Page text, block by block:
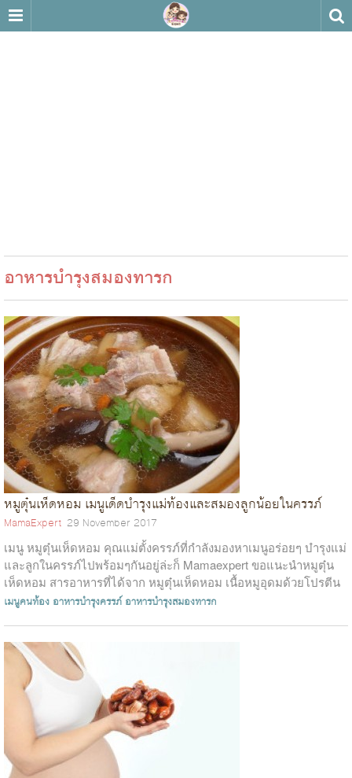
อาหารบำรุงสมองทารก
หมูตุ๋นเห็ดหอม เมนูเด็ดบำรุงแม่ท้องและสมองลูกน้อยในครรภ์
MamaExpert 29 November 2017
เมนู หมูตุ๋นเห็ดหอม คุณแม่ตั้งครรภ์ที่กำลังมองหาเมนูอร่อยๆ บำรุงแม่
และลูกในครรภ์ไปพร้อมๆกันอยู่ล่ะก็ Mamaexpert ขอแนะนำหมูตุ๋น
เห็ดหอม สารอาหารที่ได้จาก หมูตุ๋นเห็ดหอม เนื้อหมูอุดมด้วยโปรตีน
และส...
เมนูคนท้อง อาหารบำรุงครรภ์ อาหารบำรุงสมองทารก